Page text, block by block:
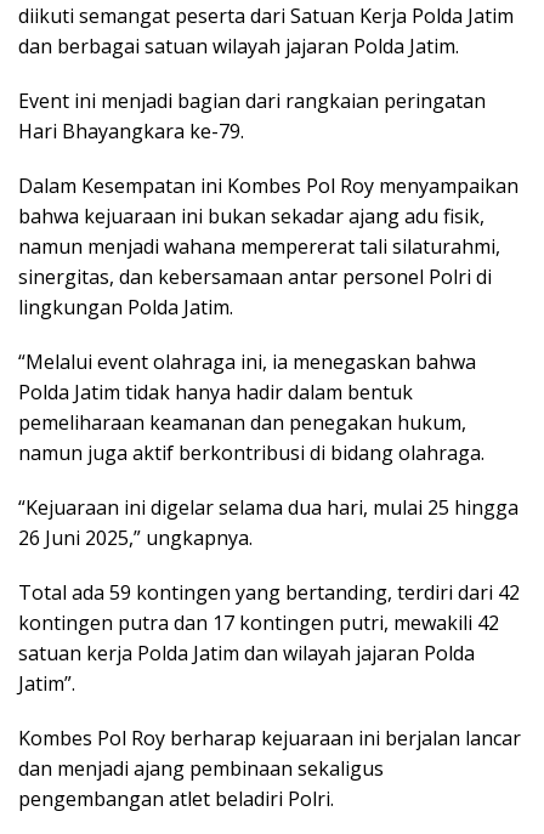
diikuti semangat peserta dari Satuan Kerja Polda Jatim
dan berbagai satuan wilayah jajaran Polda Jatim.
Event ini menjadi bagian dari rangkaian peringatan
Hari Bhayangkara ke-79.
Dalam Kesempatan ini Kombes Pol Roy menyampaikan
bahwa kejuaraan ini bukan sekadar ajang adu fisik,
namun menjadi wahana mempererat tali silaturahmi,
sinergitas, dan kebersamaan antar personel Polri di
lingkungan Polda Jatim.
“Melalui event olahraga ini, ia menegaskan bahwa
Polda Jatim tidak hanya hadir dalam bentuk
pemeliharaan keamanan dan penegakan hukum,
namun juga aktif berkontribusi di bidang olahraga.
“Kejuaraan ini digelar selama dua hari, mulai 25 hingga
26 Juni 2025,” ungkapnya.
Total ada 59 kontingen yang bertanding, terdiri dari 42
kontingen putra dan 17 kontingen putri, mewakili 42
satuan kerja Polda Jatim dan wilayah jajaran Polda
Jatim”.
Kombes Pol Roy berharap kejuaraan ini berjalan lancar
dan menjadi ajang pembinaan sekaligus
pengembangan atlet beladiri Polri.